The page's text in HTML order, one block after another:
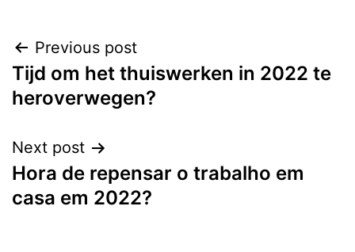
Post
navigation
Previous post
Tijd om het thuiswerken in 2022 te
heroverwegen?
Next post
Hora de repensar o trabalho em
casa em 2022?